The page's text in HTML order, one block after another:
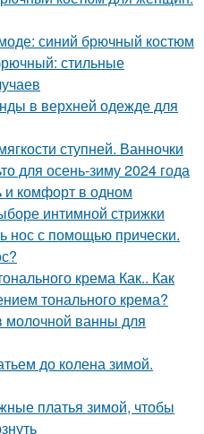
синий брючный костюм
стильные
в верхней одежде для
ступней. Ванночки
для осень-зиму 2024 года
и комфорт в одном
интимной стрижки
нос с помощью прически.
крема Как.. Как
тонального крема?
молочной ванны для
до колена зимой.
платья зимой, чтобы